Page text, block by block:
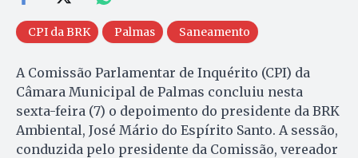
CPI da BRK Palmas Saneamento
A Comissão Parlamentar de Inquérito (CPI) da
Câmara Municipal de Palmas concluiu nesta
sexta-feira (7) o depoimento do presidente da BRK
Ambiental, José Mário do Espírito Santo. A sessão,
conduzida pelo presidente da Comissão, vereador